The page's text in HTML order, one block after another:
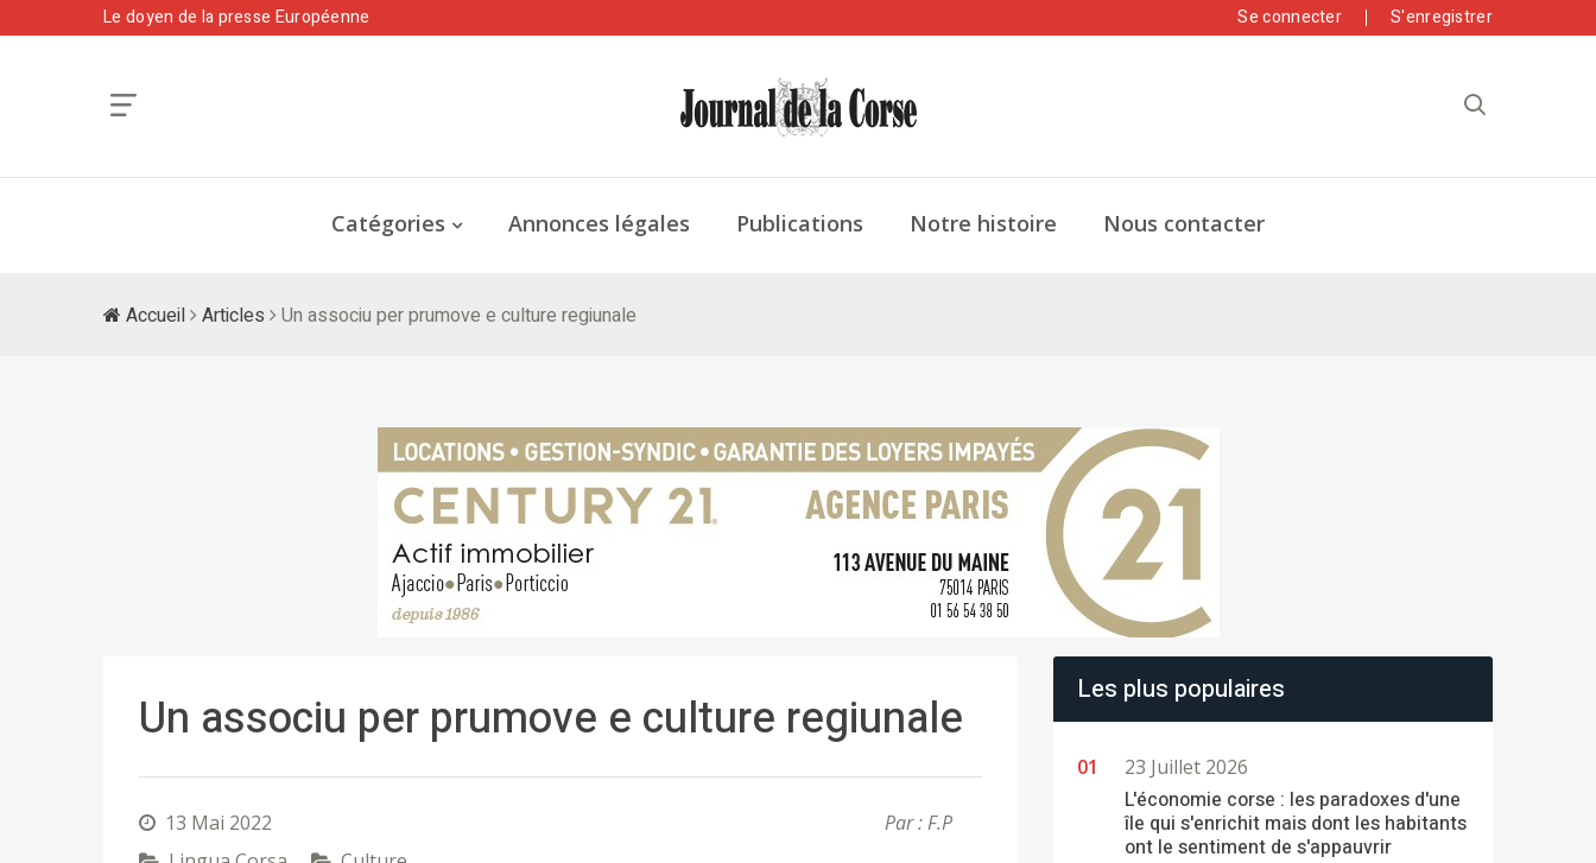
Le doyen de la presse Européenne Se connecter S'enregistrer
Catégories Annonces légales Publications Notre histoire Nous contacter
Accueil Articles Un associu per prumove e culture regiunale
Un associu per prumove e culture regiunale
13 Mai 2022
Par : F.P
Les plus populaires
23 Juillet 2026
L'économie corse : les paradoxes d'une
île qui s'enrichit mais dont les habitants
ont le sentiment de s'appauvrir